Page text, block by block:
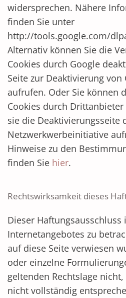
widersprechen. Nähere
finden Sie unter
http://tools.google.com/
Alternativ können Sie die
Cookies durch Google
Seite zur Deaktivierung von
aufrufen. Oder Sie können
Cookies durch
sie die Deaktivierungsseite
Netzwerkwerbeinitiative
Hinweise zu den
finden Sie hier.
Rechtswirksamkeit dieses
Dieser Haftungsausschluss
Internetangebotes zu
auf diese Seite verwiesen
oder einzelne
geltenden Rechtslage
nicht vollständig